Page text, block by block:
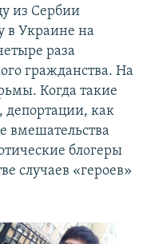
из Сербии
Украине на
раза
гражданства. На
Когда такие
депортации, как
вмешательства
блогеры
случаев «героев»